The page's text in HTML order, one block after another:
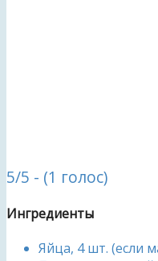
5/5 - (1 голос)
Ингредиенты
Яйца, 4 шт. (если